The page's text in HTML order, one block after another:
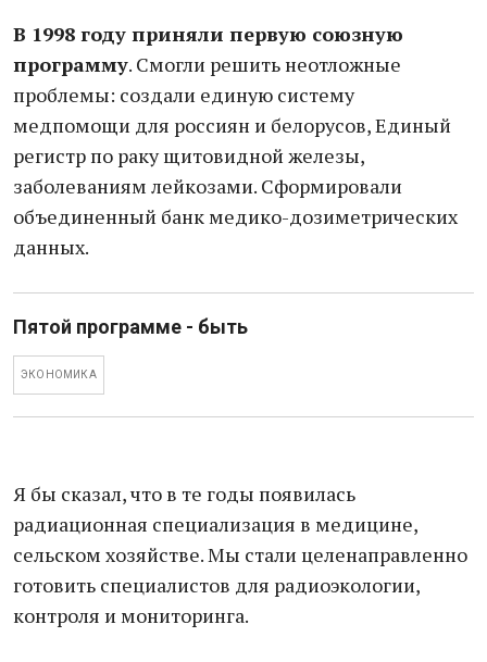
В 1998 году приняли первую союзную
программу. Смогли решить неотложные
проблемы: создали единую систему
медпомощи для россиян и белорусов, Единый
регистр по раку щитовидной железы,
заболеваниям лейкозами. Сформировали
объединенный банк медико-дозиметрических
данных.
Пятой программе - быть
ЭКОНОМИКА
Я бы сказал, что в те годы появилась
радиационная специализация в медицине,
сельском хозяйстве. Мы стали целенаправленно
готовить специалистов для радиоэкологии,
контроля и мониторинга.